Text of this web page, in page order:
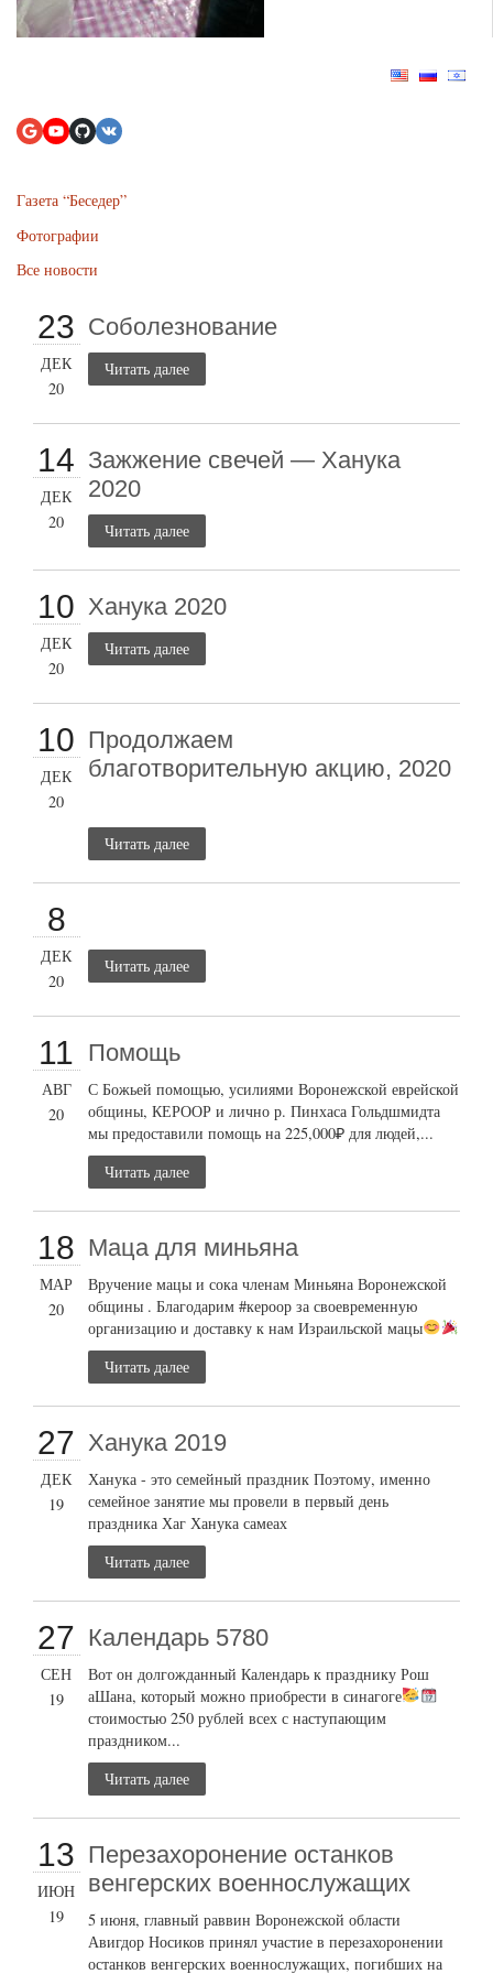
Газета “Беседер”
Фотографии
Все новости
23
ДЕК
20
Соболезнование
Читать далее
14
ДЕК
20
Зажжение свечей — Ханука
2020
Читать далее
10
ДЕК
20
Ханука 2020
Читать далее
10
ДЕК
20
Продолжаем
благотворительную акцию, 2020
Читать далее
8
ДЕК
20
Читать далее
11
АВГ
20
Помощь
С Божьей помощью, усилиями Воронежской еврейской
общины, КЕРООР и лично р. Пинхаса Гольдшмидта
мы предоставили помощь на 225,000₽ для людей,...
Читать далее
18
МАР
20
Маца для миньяна
Вручение мацы и сока членам Миньяна Воронежской
общины . Благодарим #кероор за своевременную
организацию и доставку к нам Израильской мацы
Читать далее
27
ДЕК
19
Ханука 2019
Ханука - это семейный праздник Поэтому, именно
семейное занятие мы провели в первый день
праздника Хаг Ханука самеах
Читать далее
27
СЕН
19
Календарь 5780
Вот он долгожданный Календарь к празднику Рош
аШана, который можно приобрести в синагоге
стоимостью 250 рублей всех с наступающим
праздником...
Читать далее
13
ИЮН
19
Перезахоронение останков
венгерских военнослужащих
5 июня, главный раввин Воронежской области
Авигдор Носиков принял участие в перезахоронении
останков венгерских военнослужащих, погибших на